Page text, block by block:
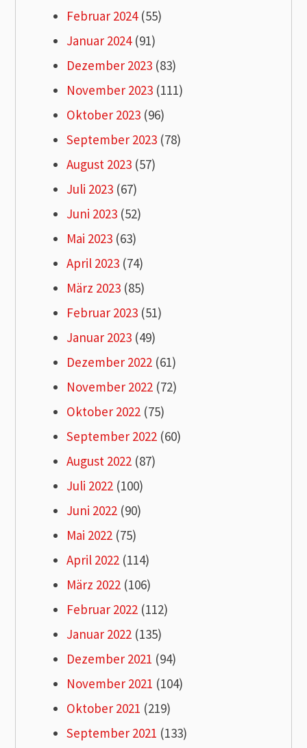
Februar 2024(55)
Januar 2024(91)
Dezember 2023 (83)
November 2023 (111)
Oktober 2023 (96)
September 2023 (78)
August 2023 (57)
Juli 2023 (67)
Juni 2023 (52)
Mai 2023 (63)
April 2023 (74)
März 2023 (85)
Februar 2023 (51)
Januar 2023 (49)
Dezember 2022 (61)
November 2022 (72)
Oktober 2022 (75)
September 2022 (60)
August 2022 (87)
Juli 2022 (100)
Juni 2022 (90)
Mai 2022 (75)
April 2022 (114)
März 2022 (106)
Februar 2022 (112)
Januar 2022 (135)
Dezember 2021 (94)
November 2021 (104)
Oktober 2021 (219)
September 2021 (133)